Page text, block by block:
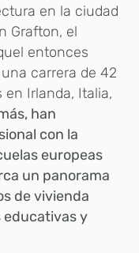
en la ciudad
Grafton, el
entonces
carrera de 42
Irlanda, Italia,
han
con la
europeas
un panorama
de vivienda
educativas y